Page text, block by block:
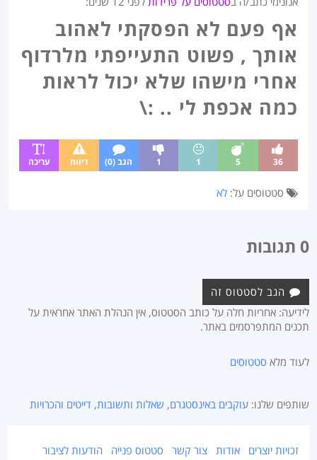
אף פעם לא הפסקתי לאהוב
אותך , פשוט התעייפתי מלרדוף
אחרי מישהו שלא יכול לראות
כמה אכפת לי .. :\
36
5
1
1 הגב (0) דיווח עריכה
סטטוסים על:לא
0 תגובות
הגב לסטטוס זה
לידיעה: אחריות חלה על כותב הסטטוס, אין הנהלת האתר אחראית על
תכנים המתפרסמים באתר.
לעוד מלא סטטוסים
שותפים שלנו:עוקבים באינסטגרם, שאלות ותשובות, דייטים והכרויות
זכויות יוצרים אודות צור קשר סטטוס פנייה
הודעות לציבור